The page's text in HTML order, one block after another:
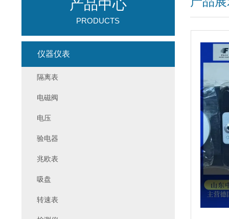
产品中心
PRODUCTS
仪器仪表
隔离表
电磁阀
电压
验电器
兆欧表
吸盘
转速表